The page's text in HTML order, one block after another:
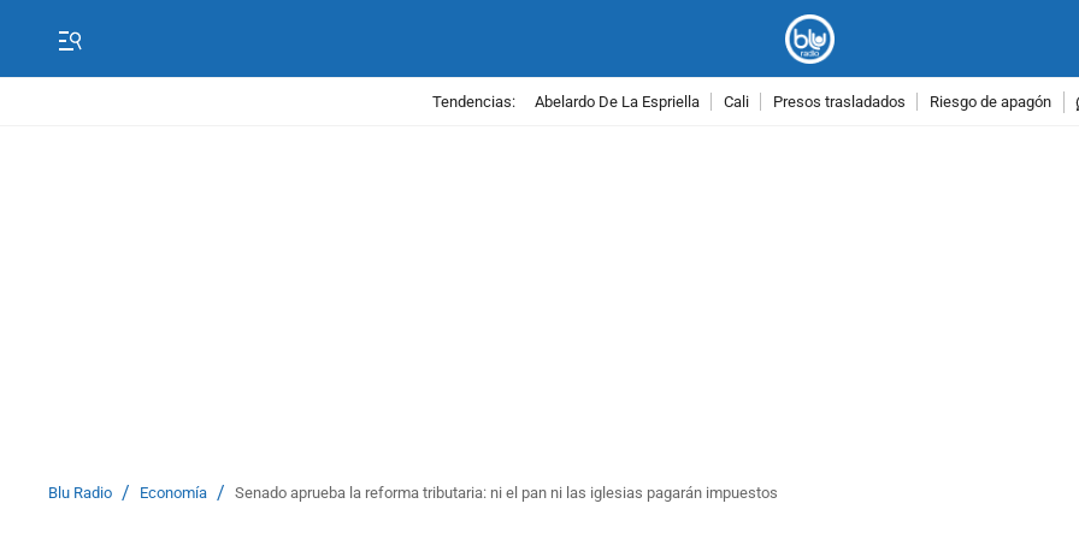
Tendencias: Abelardo De La Espriella Cali Presos trasladados Riesgo de apagón
Blu Radio / Economía / Senado aprueba la reforma tributaria: ni el pan ni las iglesias pagarán impuestos